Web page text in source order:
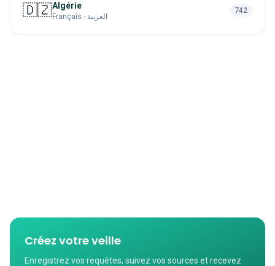
🇩🇿Algérie
Français · العربية
742
Créez votre veille
Enregistrez vos requêtes, suivez vos sources et recevez